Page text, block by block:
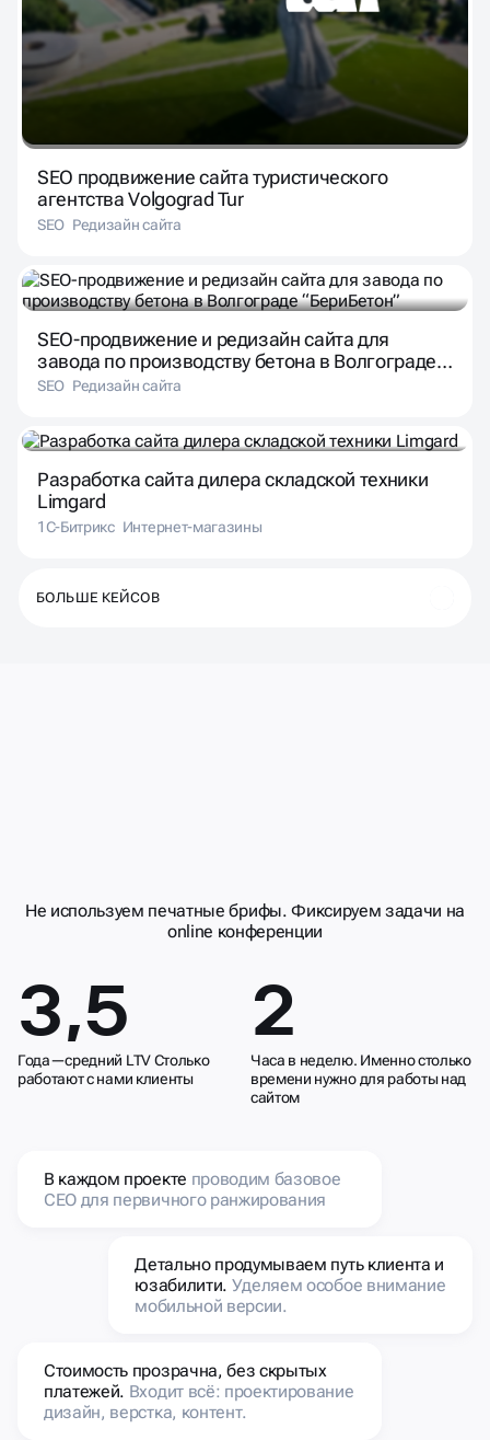
SEO продвижение сайта туристического
агентства Volgograd Tur
SEO Редизайн сайта
SEO-продвижение и редизайн сайта для
завода по производству бетона в Волгограде
“БериБетон”
SEO Редизайн сайта
Разработка сайта дилера складской техники
Limgard
1С-Битрикс Интернет-магазины
БОЛЬШЕ КЕЙСОВ
РЕЗУЛЬТИВНЫМ
Не используем печатные брифы. Фиксируем задачи на
online конференции
3,5
Года—средний LTV Столько
работают с нами клиенты
2
Часа в неделю. Именно столько
времени нужно для работы над
сайтом
В каждом проекте проводим базовое
СЕО для первичного ранжирования
Детально продумываем путь клиента и
юзабилити. Уделяем особое внимание
мобильной версии.
Стоимость прозрачна, без скрытых
платежей. Входит всё: проектирование
дизайн, верстка, контент.